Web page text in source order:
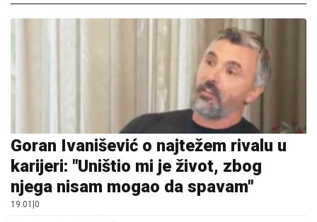
Goran Ivanišević o najtežem rivalu u
karijeri: "Uništio mi je život, zbog
njega nisam mogao da spavam"
19:01 0